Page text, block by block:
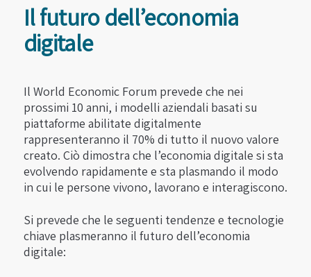
Il futuro dell’economia
digitale
Il World Economic Forum prevede che nei
prossimi 10 anni, i modelli aziendali basati su
piattaforme abilitate digitalmente
rappresenteranno il 70% di tutto il nuovo valore
creato. Ciò dimostra che l’economia digitale si sta
evolvendo rapidamente e sta plasmando il modo
in cui le persone vivono, lavorano e interagiscono.
Si prevede che le seguenti tendenze e tecnologie
chiave plasmeranno il futuro dell’economia
digitale: